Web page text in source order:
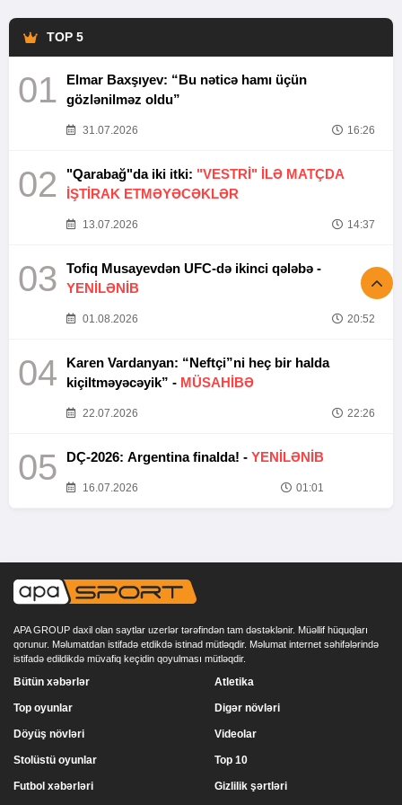
TOP 5
01
Elmar Baxşıyev: “Bu nəticə hamı üçün
gözlənilməz oldu”
31.07.2026 16:26
02 "Qarabağ"da iki itki: "VESTRİ" İLƏ MATÇDA
İŞTİRAK ETMƏYƏCƏKLƏR
13.07.2026 14:37
03
Tofiq Musayevdən UFC-də ikinci qələbə -
YENİLƏNİB
01.08.2026 20:52
04
Karen Vardanyan: “Neftçi”ni heç bir halda
kiçiltməyəcəyik” - MÜSAHİBƏ
22.07.2026 22:26
05 DÇ-2026: Argentina finalda! - YENİLƏNİB
16.07.2026 01:01
APA GROUP daxil olan saytlar uzerlər tərəfindən tam dəstəklənir. Müəllif hüquqları
qorunur. Məlumatdan istifadə etdikdə istinad mütləqdir. Məlumat internet səhifələrində
istifadə edildikdə müvafiq keçidin qoyulması mütləqdir.
Bütün xəbərlər
Top oyunlar
Döyüş növləri
Stolüstü oyunlar
Atletika
Digər növləri
Videolar
Top 10
Futbol xəbərləri Gizlilik şərtləri